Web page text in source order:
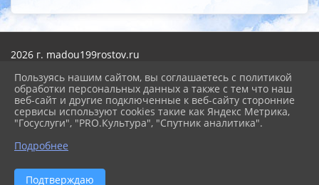
2026 г. madou199rostov.ru
Карта сайта
Политика обработки персональных данных
Сделано на KubCMS
Разработка и поддержка
Пользуясь нашим сайтом, вы соглашаетесь с политикой
обработки персональных данных а также с тем что наш
веб-сайт и другие подключенные к веб-сайту сторонние
сервисы используют cookies такие как Яндекс Метрика,
"Госуслуги", "PRO.Культура", "Спутник аналитика".
Подробнее
Подтверждаю